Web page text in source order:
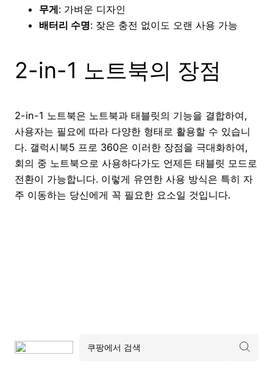
무게: 가벼운 디자인
배터리 수명: 잦은 충전 없이도 오랜 사용 가능
2-in-1 노트북의 장점
2-in-1 노트북은 노트북과 태블릿의 기능을 결합하여,
사용자는 필요에 따라 다양한 형태로 활용할 수 있습니
다. 갤럭시북5 프로 360은 이러한 장점을 극대화하여,
회의 중 노트북으로 사용하다가도 언제든 태블릿 모드로
전환이 가능합니다. 이렇게 유연한 사용 방식은 특히 자
주 이동하는 당신에게 꼭 필요한 요소일 것입니다.